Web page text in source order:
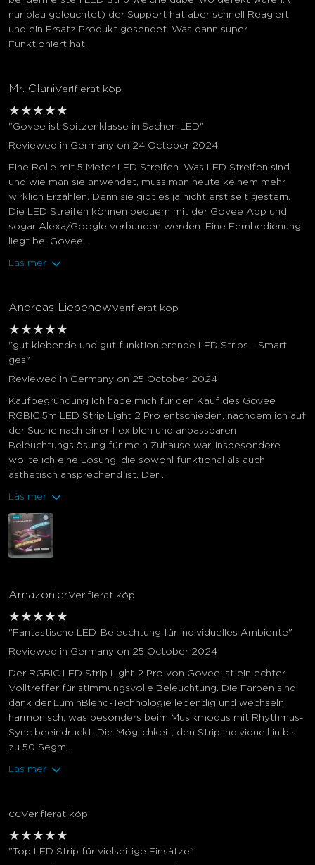
nur blau geleuchtet) der Support hat aber schnell Reagiert
und ein Ersatz Produkt gesendet. Was dann super
Funktioniert hat.
Mr. ClaniVerifierat köp
★ ★ ★ ★ ★
"Govee ist Spitzenklasse in Sachen LED"
Reviewed in Germany on 24 October 2024
Eine Rolle mit 5 Meter LED Streifen. Was LED Streifen sind
und wie man sie anwendet, muss man heute keinem mehr
wirklich Erzählen. Denn sie gibt es ja nicht erst seit gestern.
Die LED Streifen können bequem mit der Govee App und
sogar Alexa/Google verbunden werden. Eine Fernbedienung
liegt bei Govee...
Läs mer
Andreas LiebenowVerifierat köp
★ ★ ★ ★ ★
"gut klebende und gut funktionierende LED Strips - Smart
ges"
Reviewed in Germany on 25 October 2024
Kaufbegründung Ich habe mich für den Kauf des Govee
RGBIC 5m LED Strip Light 2 Pro entschieden, nachdem ich auf
der Suche nach einer flexiblen und anpassbaren
Beleuchtungslösung für mein Zuhause war. Insbesondere
wollte ich eine Lösung, die sowohl funktional als auch
ästhetisch ansprechend ist. Der ...
Läs mer
AmazonierVerifierat köp
★ ★ ★ ★ ★
"Fantastische LED-Beleuchtung für individuelles Ambiente"
Reviewed in Germany on 25 October 2024
Der RGBIC LED Strip Light 2 Pro von Govee ist ein echter
Volltreffer für stimmungsvolle Beleuchtung. Die Farben sind
dank der LuminBlend-Technologie lebendig und wechseln
harmonisch, was besonders beim Musikmodus mit Rhythmus-
Sync beeindruckt. Die Möglichkeit, den Strip individuell in bis
zu 50 Segm...
Läs mer
ccVerifierat köp
★ ★ ★ ★ ★
"Top LED Strip für vielseitige Einsätze"